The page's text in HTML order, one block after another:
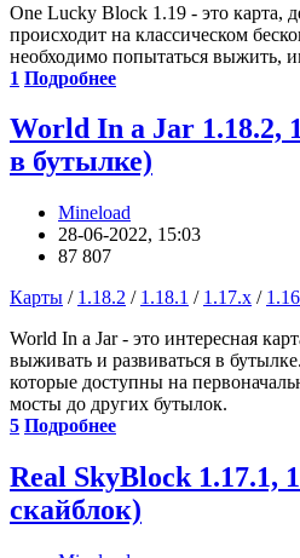
One Lucky Block 1.19 - это карта,
происходит на классическом
необходимо попытаться выжить,
1 Подробнее
World In a Jar 1.18.2,
в бутылке)
Mineload
28-06-2022, 15:03
87 807
Карты / 1.18.2 / 1.18.1 / 1.17.x /
World In a Jar - это интересная
выживать и развиваться в
которые доступны на
мосты до других бутылок.
5 Подробнее
Real SkyBlock 1.17.1,
скайблок)